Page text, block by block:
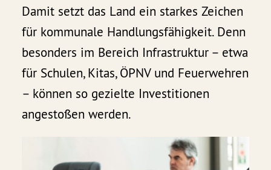
Damit setzt das Land ein starkes Zeichen
für kommunale Handlungsfähigkeit. Denn
besonders im Bereich Infrastruktur – etwa
für Schulen, Kitas, ÖPNV und Feuerwehren
– können so gezielte Investitionen
angestoßen werden.